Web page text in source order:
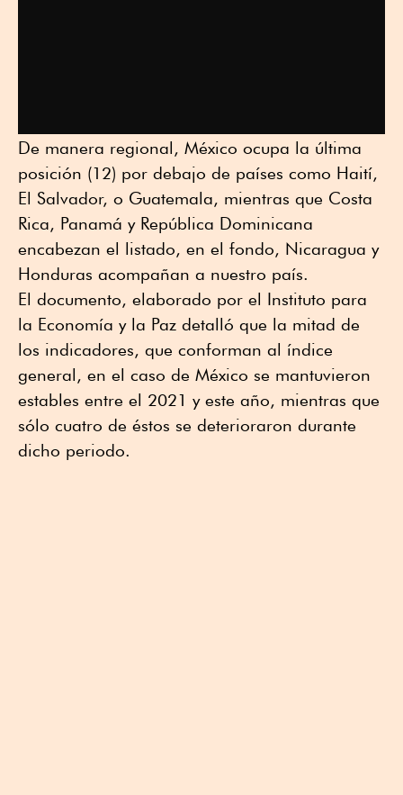
De manera regional, México ocupa la última
posición (12) por debajo de países como Haití,
El Salvador, o Guatemala, mientras que Costa
Rica, Panamá y República Dominicana
encabezan el listado, en el fondo, Nicaragua y
Honduras acompañan a nuestro país.
El documento, elaborado por el Instituto para
la Economía y la Paz detalló que la mitad de
los indicadores, que conforman al índice
general, en el caso de México se mantuvieron
estables entre el 2021 y este año, mientras que
sólo cuatro de éstos se deterioraron durante
dicho periodo.